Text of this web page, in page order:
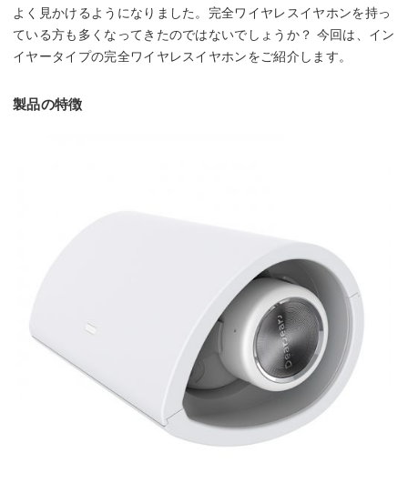
よく見かけるようになりました。完全ワイヤレスイヤホンを持っ
ている方も多くなってきたのではないでしょうか？ 今回は、イン
イヤータイプの完全ワイヤレスイヤホンをご紹介します。
製品の特徴